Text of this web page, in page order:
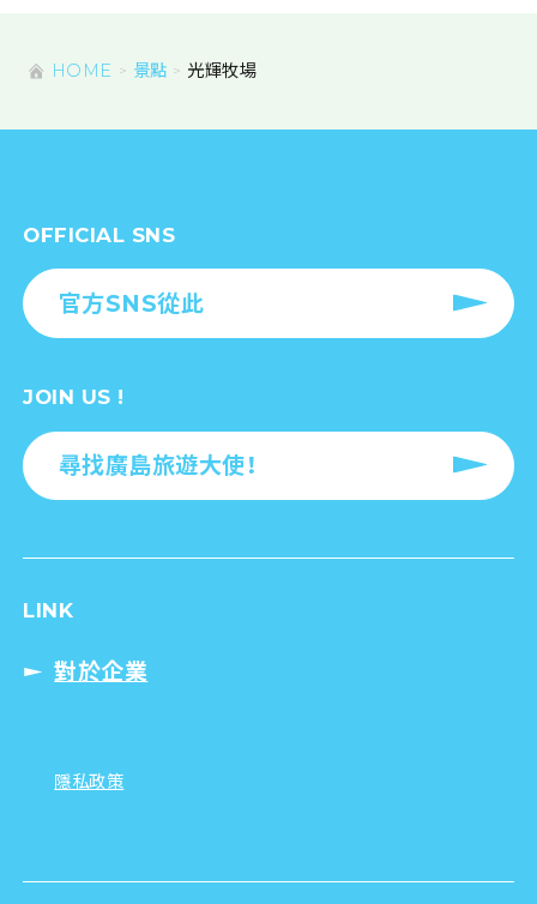
HOME 景點 光輝牧場
OFFICIAL SNS
官方SNS從此
JOIN US !
尋找廣島旅遊大使！
LINK
對於企業
隱私政策